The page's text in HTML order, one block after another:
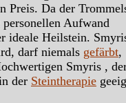
Preis. Da der
Aufwand
ideale Heilstein.
darf niemals gefärbt,
Smyris ,
der Steintherapie